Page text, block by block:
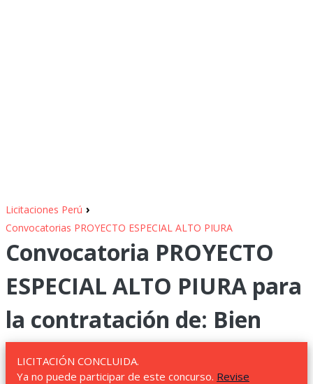
Licitaciones Perú ›
Convocatorias PROYECTO ESPECIAL ALTO PIURA
Convocatoria PROYECTO
ESPECIAL ALTO PIURA para
la contratación de: Bien
LICITACIÓN CONCLUIDA.
Ya no puede participar de este concurso. Revise